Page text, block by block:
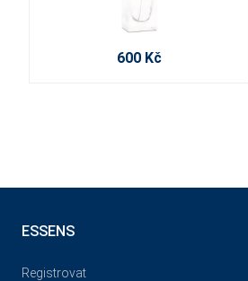
600 Kč
ESSENS
Registrovat